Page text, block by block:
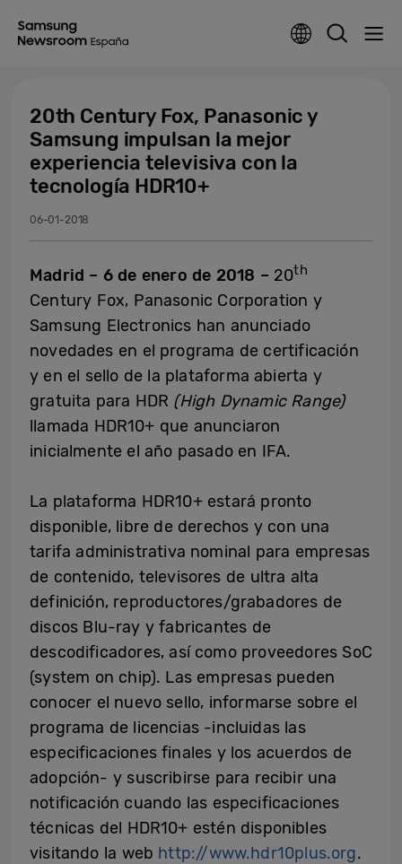
20th Century Fox, Panasonic y
Samsung impulsan la mejor
experiencia televisiva con la
tecnología HDR10+
06-01-2018
Madrid – 6de enero de 2018 – 20th
Century Fox, Panasonic Corporation y
Samsung Electronics han anunciado
novedades en el programa de certificación
y en el sello de la plataforma abierta y
gratuita para HDR (High Dynamic Range)
llamada HDR10+ que anunciaron
inicialmente el año pasado en IFA.
La plataforma HDR10+ estará pronto
disponible, libre de derechos y con una
tarifa administrativa nominal para empresas
de contenido, televisores de ultra alta
definición, reproductores/grabadores de
discos Blu-ray y fabricantes de
descodificadores, así como proveedores SoC
(system on chip). Las empresas pueden
conocer el nuevo sello, informarse sobre el
programa de licencias -incluidas las
especificaciones finales y los acuerdos de
adopción- y suscribirse para recibir una
notificación cuando las especificaciones
técnicas del HDR10+ estén disponibles
visitando la web http://www.hdr10plus.org.